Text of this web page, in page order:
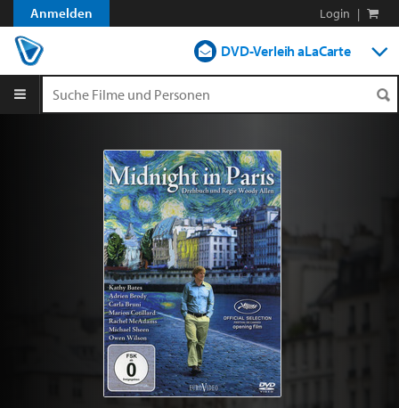
Anmelden Login |
DVD-Verleih aLaCarte
Shop
Blog